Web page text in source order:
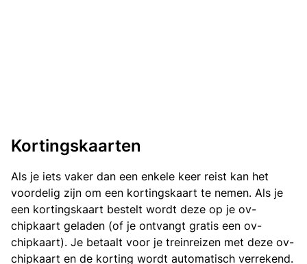
Kortingskaarten
Als je iets vaker dan een enkele keer reist kan het
voordelig zijn om een kortingskaart te nemen. Als je
een kortingskaart bestelt wordt deze op je ov-
chipkaart geladen (of je ontvangt gratis een ov-
chipkaart). Je betaalt voor je treinreizen met deze ov-
chipkaart en de korting wordt automatisch verrekend.